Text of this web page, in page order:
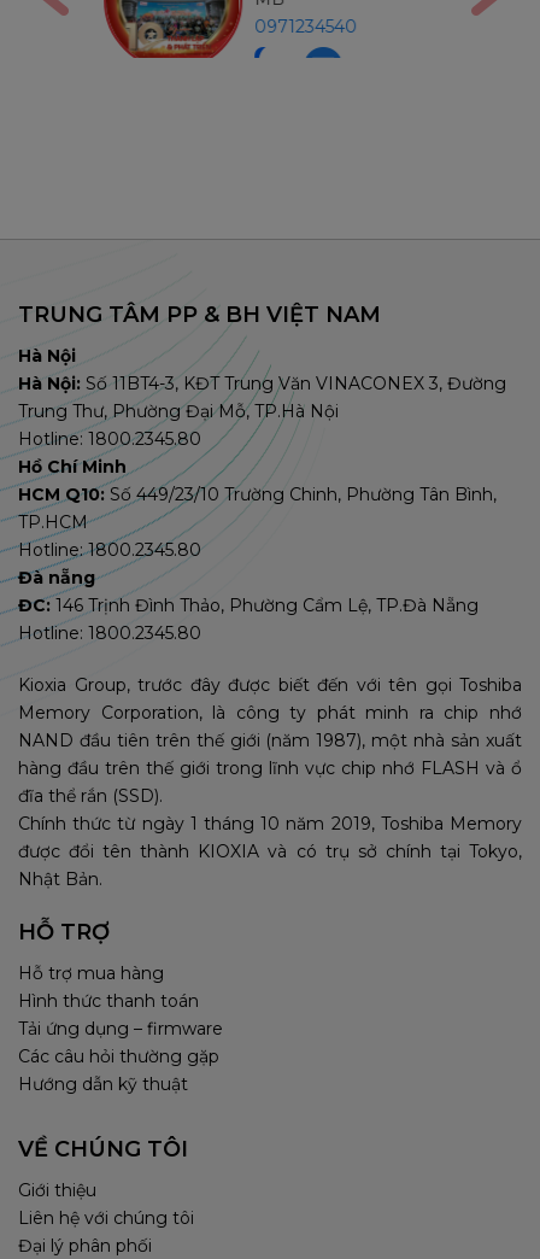
0971234540
TRUNG TÂM PP & BH VIỆT NAM
Hà Nội
Hà Nội: Số 11BT4-3, KĐT Trung Văn VINACONEX 3, Đường
Trung Thư, Phường Đại Mỗ, TP.Hà Nội
Hotline: 1800.2345.80
Hồ Chí Minh
HCM Q10: Số 449/23/10 Trường Chinh, Phường Tân Bình,
TP.HCM
Hotline: 1800.2345.80
Đà nẵng
ĐC: 146 Trịnh Đình Thảo, Phường Cẩm Lệ, TP.Đà Nẵng
Hotline: 1800.2345.80
Kioxia Group, trước đây được biết đến với tên gọi Toshiba
Memory Corporation, là công ty phát minh ra chip nhớ
NAND đầu tiên trên thế giới (năm 1987), một nhà sản xuất
hàng đầu trên thế giới trong lĩnh vực chip nhớ FLASH và ổ
đĩa thể rắn (SSD).
Chính thức từ ngày 1 tháng 10 năm 2019, Toshiba Memory
được đổi tên thành KIOXIA và có trụ sở chính tại Tokyo,
Nhật Bản.
HỖ TRỢ
Hỗ trợ mua hàng
Hình thức thanh toán
Tải ứng dụng – firmware
Các câu hỏi thường gặp
Hướng dẫn kỹ thuật
VỀ CHÚNG TÔI
Giới thiệu
Liên hệ với chúng tôi
Đại lý phân phối